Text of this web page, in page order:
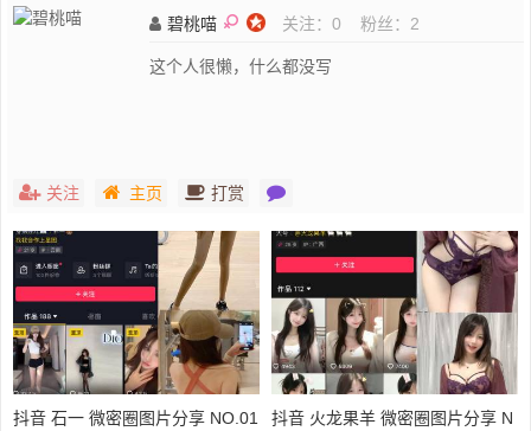
碧桃喵 关注： 0 粉丝： 2
这个人很懒，什么都没写
关注 主页 打赏
抖音 石一 微密圈图片分享 NO.01
抖音 火龙果羊 微密圈图片分享 N